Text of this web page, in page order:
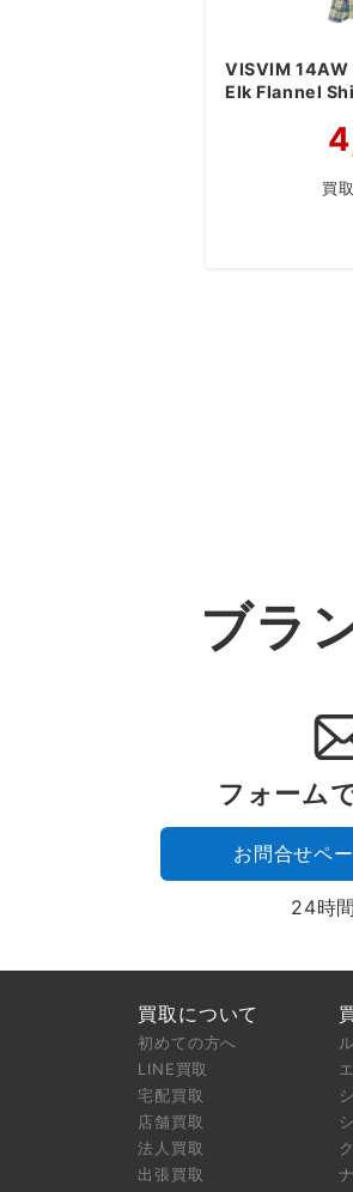
VISVIM
Elk Flannel
買
り
ブラ
フォーム
お問合せペ
24時
買取について
初めての方へ
LINE買取
宅配買取
店舗買取
法人買取
出張買取